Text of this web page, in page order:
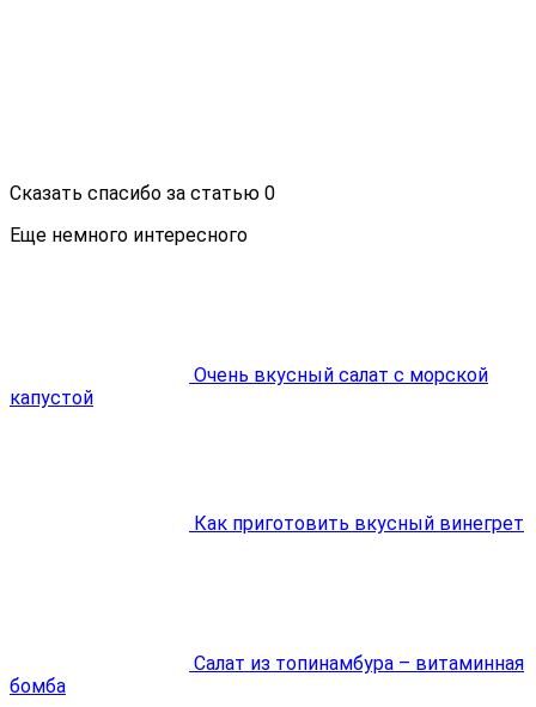
Сказать спасибо за статью 0
Еще немного интересного
Очень вкусный салат с морской
капустой
Как приготовить вкусный винегрет
Салат из топинамбура – витаминная
бомба